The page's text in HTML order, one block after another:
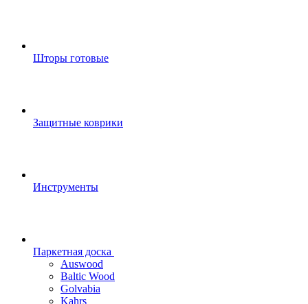
Шторы готовые
Защитные коврики
Инструменты
Паркетная доска
Auswood
Baltic Wood
Golvabia
Kahrs